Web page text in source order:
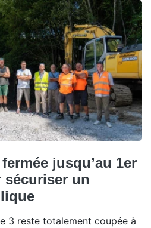
jusqu’au 1er
sécuriser un
3 reste totalement coupée à